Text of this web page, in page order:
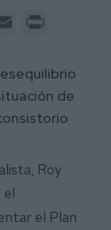
Email
de
Roy
el
el Plan